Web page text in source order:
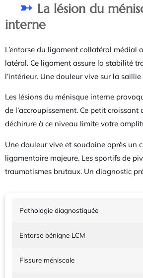
La lésion du
interne
L’entorse du ligament collatéral médial
latéral. Ce ligament assure la stabilité
l’intérieur. Une douleur vive sur la
Les lésions du ménisque interne
de l’accroupissement. Ce petit
déchirure à ce niveau limite votre
Une douleur vive et soudaine après un
ligamentaire majeure. Les sportifs de
traumatismes brutaux. Un diagnostic
Pathologie diagnostiquée
Entorse bénigne LCM
Fissure méniscale